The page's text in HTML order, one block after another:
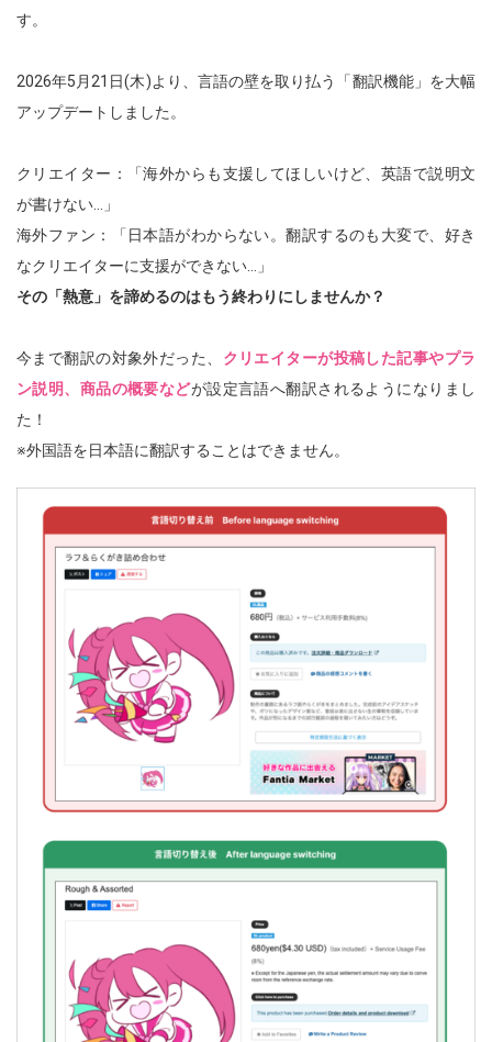
す。
2026年5月21日(木)より、言語の壁を取り払う「翻訳機能」を大幅
アップデートしました。
クリエイター：「海外からも支援してほしいけど、英語で説明文
が書けない…」
海外ファン：「日本語がわからない。翻訳するのも大変で、好き
なクリエイターに支援ができない…」
その「熱意」を諦めるのはもう終わりにしませんか？
今まで翻訳の対象外だった、 クリエイターが投稿した記事やプラ
ン説明、商品の概要などが設定言語へ翻訳されるようになりまし
た！
※外国語を日本語に翻訳することはできません。